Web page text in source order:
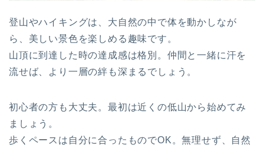
登山やハイキングは、大自然の中で体を動かしなが
ら、美しい景色を楽しめる趣味です。
山頂に到達した時の達成感は格別。仲間と一緒に汗を
流せば、より一層の絆も深まるでしょう。
初心者の方も大丈夫。最初は近くの低山から始めてみ
ましょう。
歩くペースは自分に合ったものでOK。無理せず、自然